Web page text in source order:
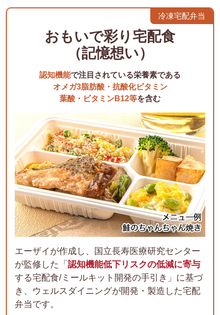
冷凍宅配弁当
おもいで彩り宅配食
（記憶想い）
認知機能で注目されている栄養素である
オメガ3脂肪酸・抗酸化ビタミン
葉酸・ビタミンB12等を含む
エーザイが作成し、国立長寿医療研究センター
が監修した「 認知機能低下リスクの低減に寄与
する宅配食/ミールキット開発の手引き」に基づ
き、ウェルスダイニングが開発・製造した宅配
弁当です。